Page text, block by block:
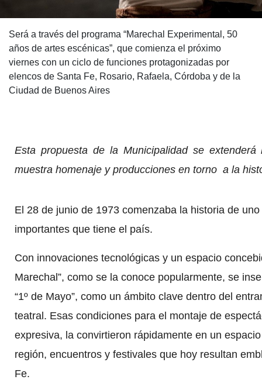
Será a través del programa “Marechal Experimental, 50
años de artes escénicas”, que comienza el próximo
viernes con un ciclo de funciones protagonizadas por
elencos de Santa Fe, Rosario, Rafaela, Córdoba y de la
Ciudad de Buenos Aires
Esta propuesta de la Municipalidad se
muestra homenaje y producciones en torno a la
El 28 de junio de 1973 comenzaba la historia de
importantes que tiene el país.
Con innovaciones tecnológicas y un espacio
Marechal”, como se la conoce popularmente, se
“1º de Mayo”, como un ámbito clave dentro del
teatral. Esas condiciones para el montaje de
expresiva, la convirtieron rápidamente en un
región, encuentros y festivales que hoy resultan
Fe.